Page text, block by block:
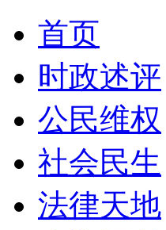
首页
时政述评
公民维权
社会民生
法律天地